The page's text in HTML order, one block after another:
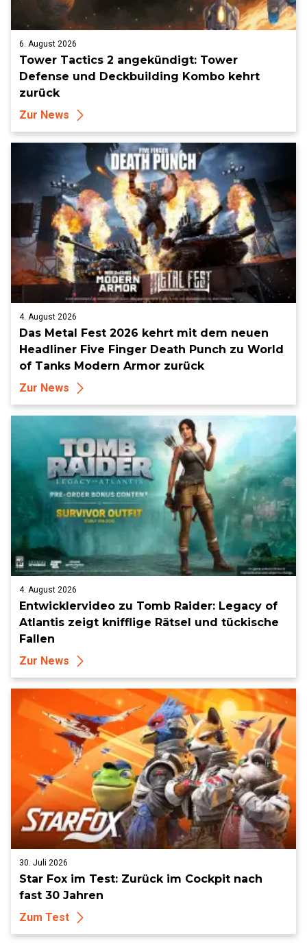
6. August 2026
Tower Tactics 2 angekündigt: Tower
Defense und Deckbuilding Kombo kehrt
zurück
Zur News
4. August 2026
Das Metal Fest 2026 kehrt mit dem neuen
Headliner Five Finger Death Punch zu World
of Tanks Modern Armor zurück
Zur News
4. August 2026
Entwicklervideo zu Tomb Raider: Legacy of
Atlantis zeigt knifflige Rätsel und tückische
Fallen
Zur News
30. Juli 2026
Star Fox im Test: Zurück im Cockpit nach
fast 30 Jahren
Zum Test